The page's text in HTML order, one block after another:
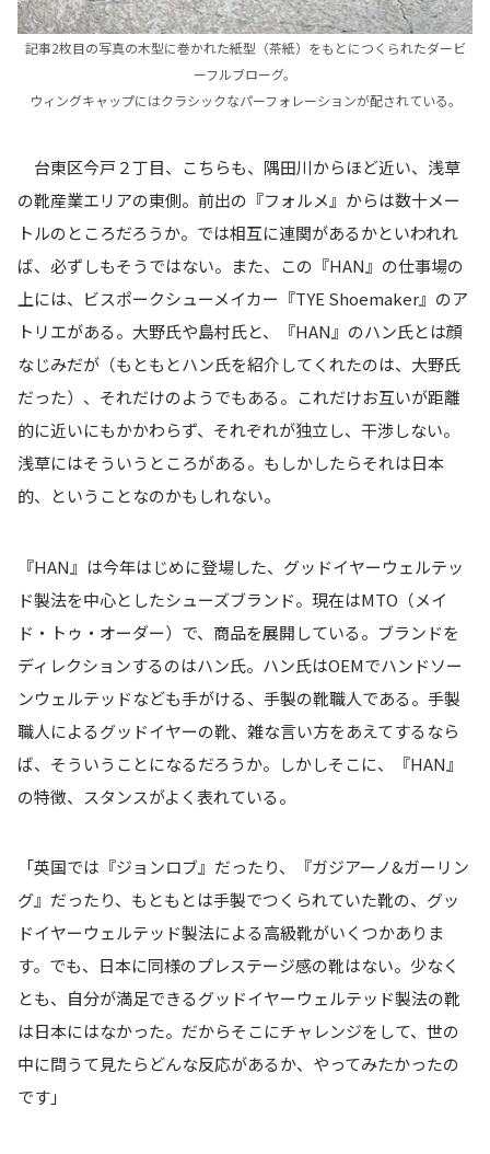
記事2枚目の写真の木型に巻かれた紙型（茶紙）をもとにつくられたダービ
ーフルブローグ。
ウィングキャップにはクラシックなパーフォレーションが配されている。
台東区今戸２丁目、こちらも、隅田川からほど近い、浅草
の靴産業エリアの東側。前出の『フォルメ』からは数十メー
トルのところだろうか。では相互に連関があるかといわれれ
ば、必ずしもそうではない。また、この『HAN』の仕事場の
上には、ビスポークシューメイカー『TYE Shoemaker』のア
トリエがある。大野氏や島村氏と、『HAN』のハン氏とは顔
なじみだが（もともとハン氏を紹介してくれたのは、大野氏
だった）、それだけのようでもある。これだけお互いが距離
的に近いにもかかわらず、それぞれが独立し、干渉しない。
浅草にはそういうところがある。もしかしたらそれは日本
的、ということなのかもしれない。
『HAN』は今年はじめに登場した、グッドイヤーウェルテッ
ド製法を中心としたシューズブランド。現在はMTO（メイ
ド・トゥ・オーダー）で、商品を展開している。ブランドを
ディレクションするのはハン氏。ハン氏はOEMでハンドソー
ンウェルテッドなども手がける、手製の靴職人である。手製
職人によるグッドイヤーの靴、雑な言い方をあえてするなら
ば、そういうことになるだろうか。しかしそこに、『HAN』
の特徴、スタンスがよく表れている。
「英国では『ジョンロブ』だったり、『ガジアーノ&ガーリン
グ』だったり、もともとは手製でつくられていた靴の、グッ
ドイヤーウェルテッド製法による高級靴がいくつかありま
す。でも、日本に同様のプレステージ感の靴はない。少なく
とも、自分が満足できるグッドイヤーウェルテッド製法の靴
は日本にはなかった。だからそこにチャレンジをして、世の
中に問うて見たらどんな反応があるか、やってみたかったの
です」